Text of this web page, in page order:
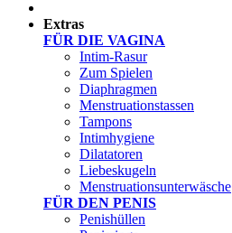
Extras
FÜR DIE VAGINA
Intim-Rasur
Zum Spielen
Diaphragmen
Menstruationstassen
Tampons
Intimhygiene
Dilatatoren
Liebeskugeln
Menstruationsunterwäsche
FÜR DEN PENIS
Penishüllen